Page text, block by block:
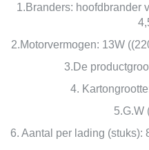
1.Branders: hoofdbrander
2.Motorvermogen: 13W
3.De
4.
5.G.W
6. Aantal per lading (stuks):